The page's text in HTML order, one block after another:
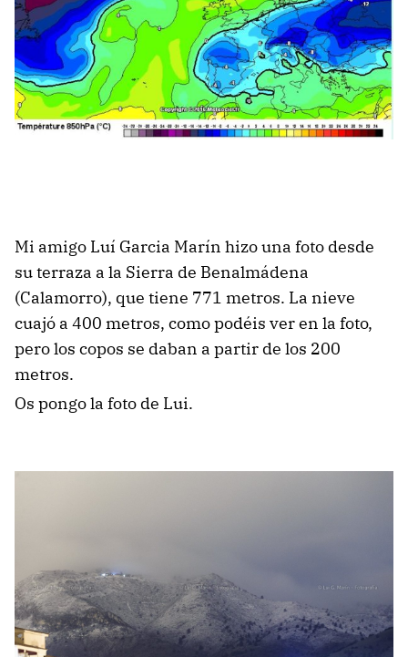
Mi amigo Luí Garcia Marín hizo una foto desde
su terraza a la Sierra de Benalmádena
(Calamorro), que tiene 771 metros. La nieve
cuajó a 400 metros, como podéis ver en la foto,
pero los copos se daban a partir de los 200
metros.
Os pongo la foto de Lui.